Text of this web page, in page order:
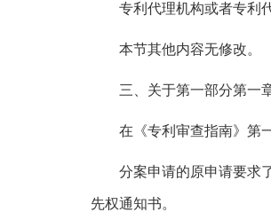
专利代理机构或者专利
本节其他内容无修改。
三、关于第一部分第一
在《专利审查指南》第
分案申请的原申请要求
先权通知书。